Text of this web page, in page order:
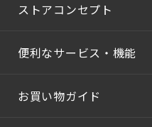
ストアコンセプト
便利なサービス・機能
お買い物ガイド